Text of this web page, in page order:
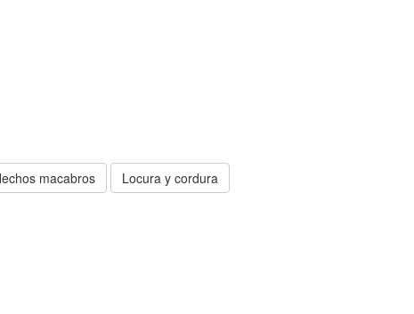
macabros
Locura y cordura